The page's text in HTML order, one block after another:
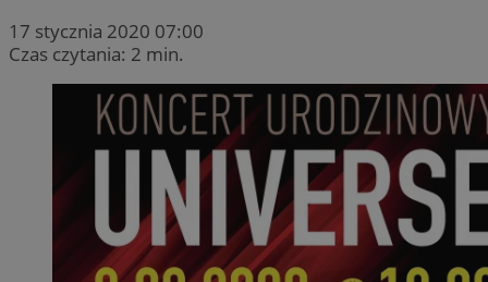
17 stycznia 2020 07:00
Czas czytania: 2 min.